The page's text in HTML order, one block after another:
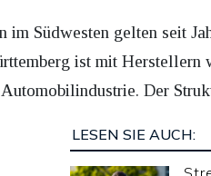
im Südwesten gelten seit
ist mit Herstellern
Automobilindustrie. Der
LESEN SIE AUCH: